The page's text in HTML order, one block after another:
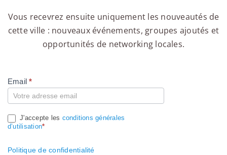
Vous recevrez ensuite uniquement les nouveautés de
cette ville : nouveaux événements, groupes ajoutés et
opportunités de networking locales.
Compte
Email*
J'accepte les conditions générales
d’utilisation*
Politique de confidentialité